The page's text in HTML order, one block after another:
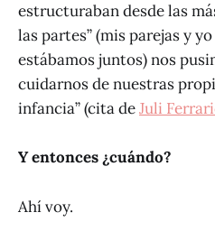
estructuraban desde las
las partes” (mis parejas y
estábamos juntos) nos
cuidarnos de nuestras
infancia” (cita deJuli
Y entonces ¿cuándo?
Ahí voy.